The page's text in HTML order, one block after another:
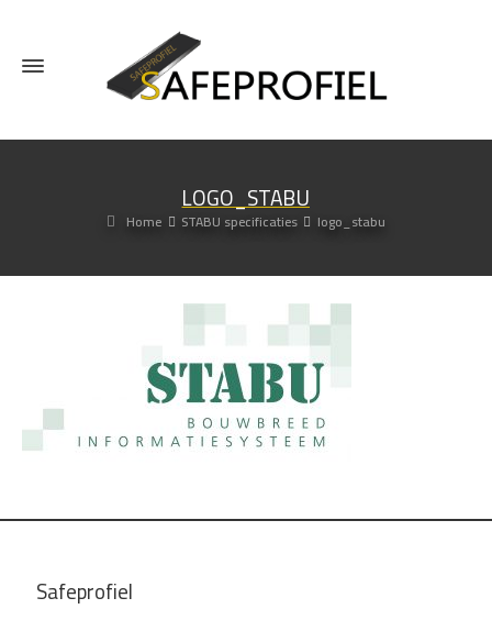
LOGO_STABU
Home STABU specificaties logo_stabu
Safeprofiel